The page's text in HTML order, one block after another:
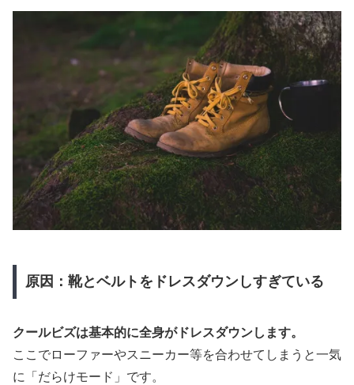
原因：靴とベルトをドレスダウンしすぎている
クールビズは基本的に全身がドレスダウンします。
ここでローファーやスニーカー等を合わせてしまうと一気
に「だらけモード」です。